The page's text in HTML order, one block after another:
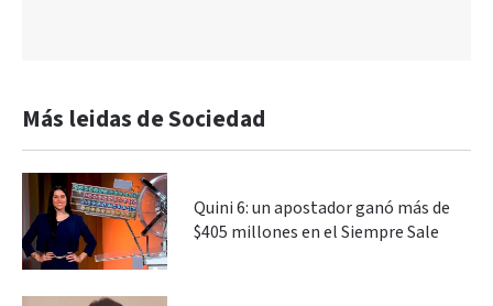
Más leidas de Sociedad
Quini 6: un apostador ganó más de
$405 millones en el Siempre Sale